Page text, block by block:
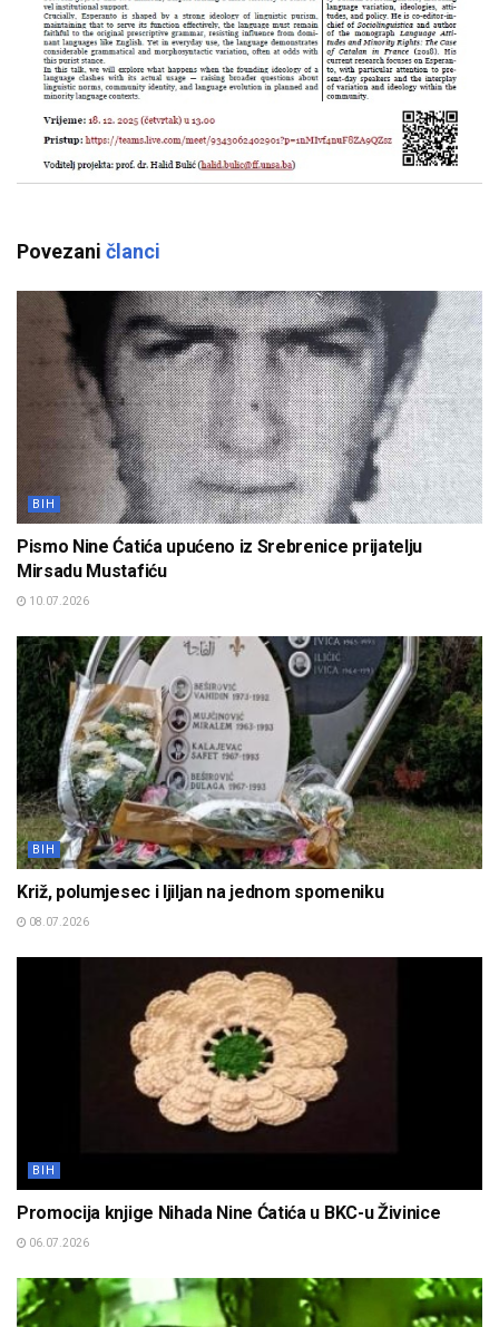
Povezani članci
BIH
Pismo Nine Ćatića upućeno iz Srebrenice prijatelju
Mirsadu Mustafiću
10.07.2026
BIH
Križ, polumjesec i ljiljan na jednom spomeniku
08.07.2026
BIH
Promocija knjige Nihada Nine Ćatića u BKC-u Živinice
06.07.2026